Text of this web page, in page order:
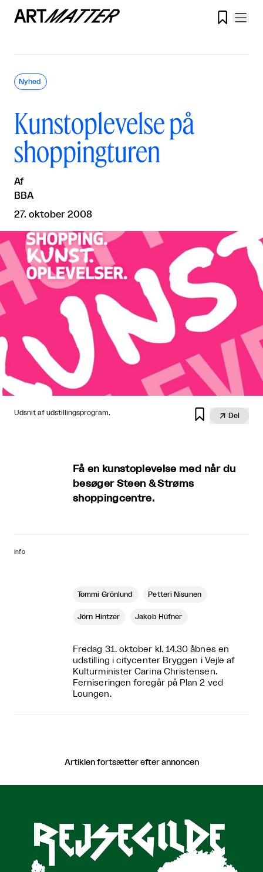

Kunstoplevelse på
shoppingturen
Af
BBA
27. oktober 2008
Nyhed
Udsnit af udstillingsprogram.   Del
Få en kunstoplevelse med når du
besøger Steen & Strøms
shoppingcentre.
info
Tommi Grönlund Petteri Nisunen
Jörn Hintzer Jakob Hüfner
Fredag 31. oktober kl. 14.30 åbnes en
udstilling i citycenter Bryggen i Vejle af
Kulturminister Carina Christensen.
Ferniseringen foregår på Plan 2 ved
Loungen.
Artiklen fortsætter efter annoncen